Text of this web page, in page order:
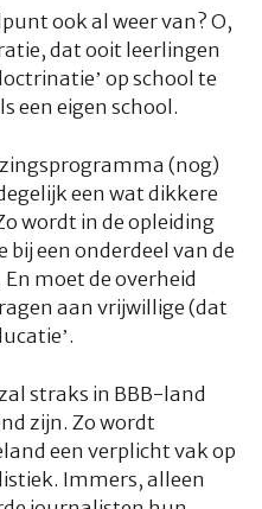
ook al weer van? O,
dat ooit leerlingen
op school te
een eigen school.
(nog)
een wat dikkere
wordt in de opleiding
bij een onderdeel van de
moet de overheid
aan vrijwillige (dat
straks in BBB-land
zijn. Zo wordt
een verplicht vak op
Immers, alleen